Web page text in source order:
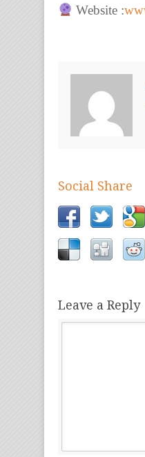
Website :
Social Share
Leave a Reply